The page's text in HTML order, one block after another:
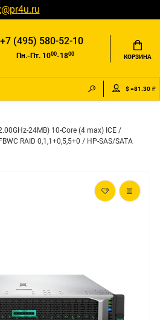
+7 (495) 580-52-10
Пн.-Пт. 1000-1800 КОРЗИНА
$ =81.30 ₽
24MB) 10-Core (4 max) ICE /
RAID 0,1,1+0,5,5+0 / HP-SAS/SATA